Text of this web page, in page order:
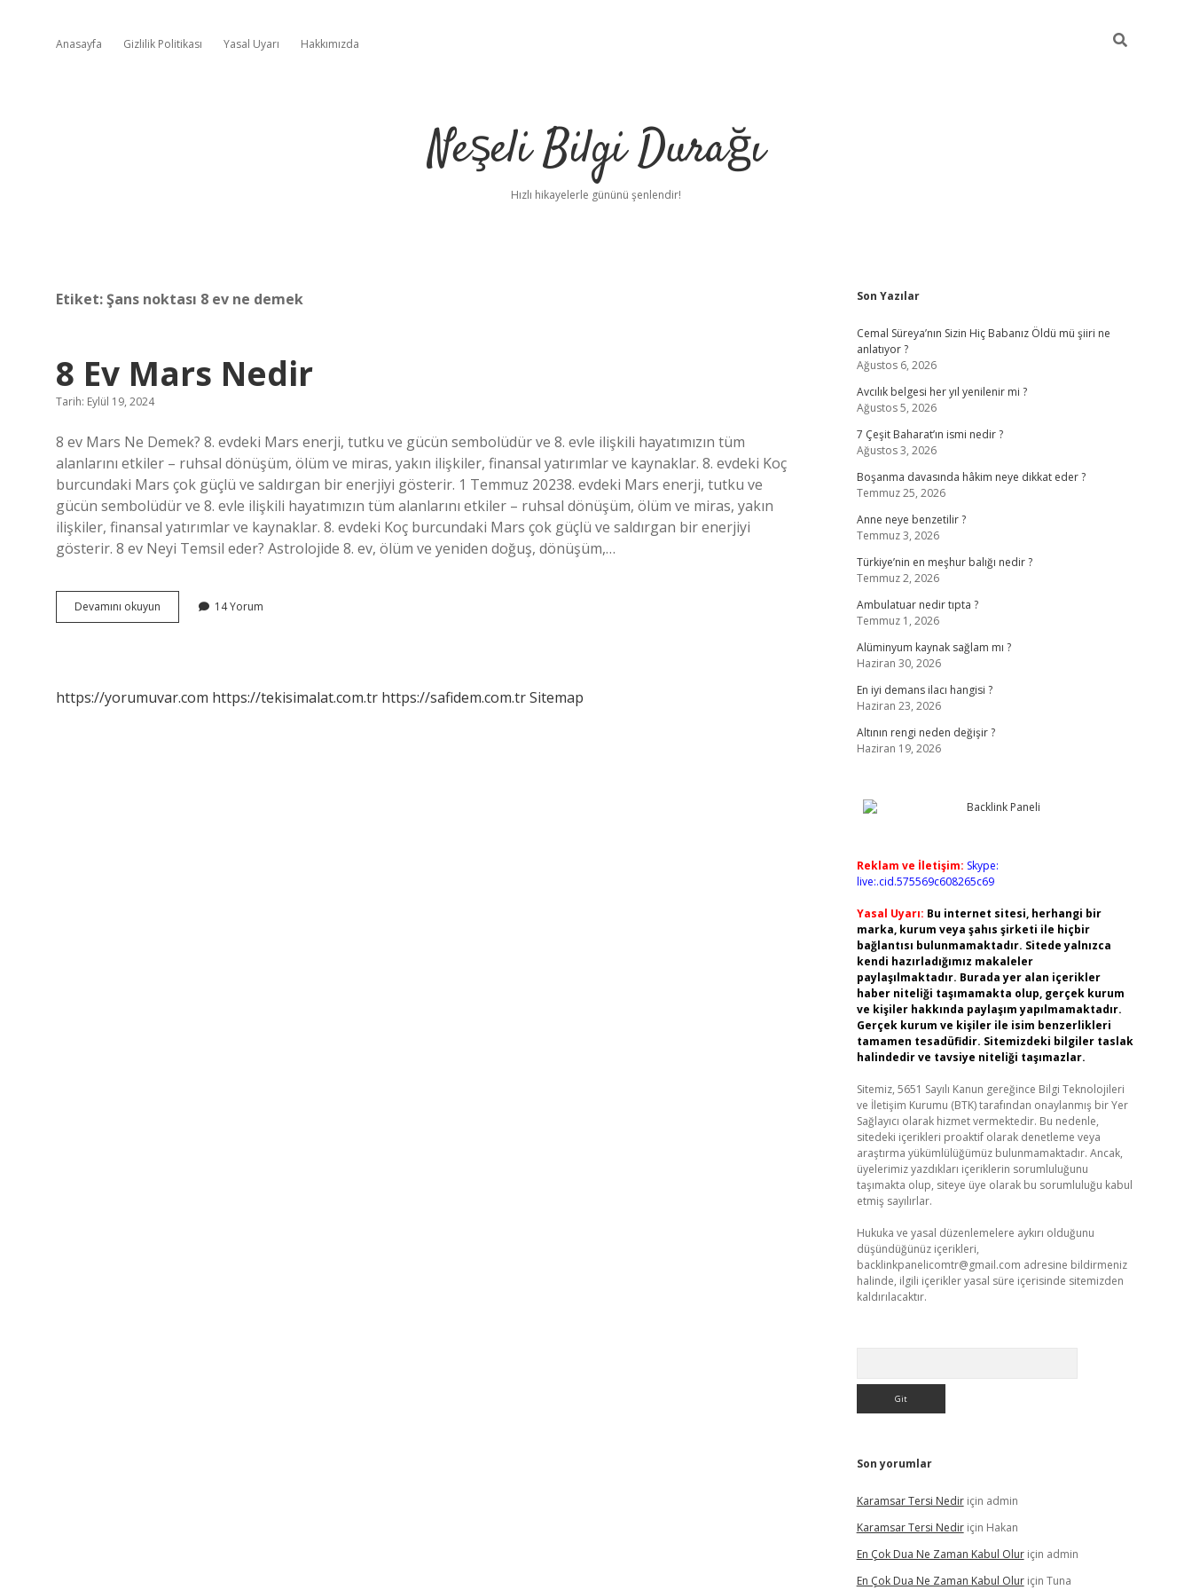
Anasayfa Gizlilik Politikası Yasal Uyarı Hakkımızda
Neşeli Bilgi Durağı
Hızlı hikayelerle gününü şenlendir!
Etiket:Şans noktası 8 ev ne demek
8 Ev Mars Nedir
Tarih: Eylül 19, 2024
8 ev Mars Ne Demek? 8. evdeki Mars enerji, tutku ve gücün sembolüdür ve 8. evle ilişkili hayatımızın tüm
alanlarını etkiler – ruhsal dönüşüm, ölüm ve miras, yakın ilişkiler, finansal yatırımlar ve kaynaklar. 8. evdeki Koç
burcundaki Mars çok güçlü ve saldırgan bir enerjiyi gösterir. 1 Temmuz 20238. evdeki Mars enerji, tutku ve
gücün sembolüdür ve 8. evle ilişkili hayatımızın tüm alanlarını etkiler – ruhsal dönüşüm, ölüm ve miras, yakın
ilişkiler, finansal yatırımlar ve kaynaklar. 8. evdeki Koç burcundaki Mars çok güçlü ve saldırgan bir enerjiyi
gösterir. 8 ev Neyi Temsil eder? Astrolojide 8. ev, ölüm ve yeniden doğuş, dönüşüm,…
Devamını okuyun
Ev
14 Yorum
https://yorumuvar.com https://tekisimalat.com.tr https://safidem.com.trSitemap
Sidebar
Son Yazılar
Cemal Süreya’nın Sizin Hiç Babanız Öldü mü şiiri ne
anlatıyor ?
Ağustos 6, 2026
Avcılık belgesi her yıl yenilenir mi ?
Ağustos 5, 2026
7 Çeşit Baharat’ın ismi nedir ?
Ağustos 3, 2026
Boşanma davasında hâkim neye dikkat eder ?
Temmuz 25, 2026
Anne neye benzetilir ?
Temmuz 3, 2026
Türkiye’nin en meşhur balığı nedir ?
Temmuz 2, 2026
Ambulatuar nedir tıpta ?
Temmuz 1, 2026
Alüminyum kaynak sağlam mı ?
Haziran 30, 2026
En iyi demans ilacı hangisi ?
Haziran 23, 2026
Altının rengi neden değişir ?
Haziran 19, 2026
Reklam ve İletişim: Skype:
live:.cid.575569c608265c69
Yasal Uyarı: Bu internet sitesi, herhangi bir
marka, kurum veya şahıs şirketi ile hiçbir
bağlantısı bulunmamaktadır. Sitede yalnızca
kendi hazırladığımız makaleler
paylaşılmaktadır. Burada yer alan içerikler
haber niteliği taşımamakta olup, gerçek kurum
ve kişiler hakkında paylaşım yapılmamaktadır.
Gerçek kurum ve kişiler ile isim benzerlikleri
tamamen tesadüfidir. Sitemizdeki bilgiler taslak
halindedir ve tavsiye niteliği taşımazlar.
Sitemiz, 5651 Sayılı Kanun gereğince Bilgi Teknolojileri
ve İletişim Kurumu (BTK) tarafından onaylanmış bir Yer
Sağlayıcı olarak hizmet vermektedir. Bu nedenle,
sitedeki içerikleri proaktif olarak denetleme veya
araştırma yükümlülüğümüz bulunmamaktadır. Ancak,
üyelerimiz yazdıkları içeriklerin sorumluluğunu
taşımakta olup, siteye üye olarak bu sorumluluğu kabul
etmiş sayılırlar.
Hukuka ve yasal düzenlemelere aykırı olduğunu
düşündüğünüz içerikleri,
backlinkpanelicomtr@gmail.com adresine bildirmeniz
halinde, ilgili içerikler yasal süre içerisinde sitemizden
kaldırılacaktır.
Son yorumlar
Karamsar Tersi Nediriçin admin
Karamsar Tersi Nediriçin Hakan
En Çok Dua Ne Zaman Kabul Oluriçin admin
En Çok Dua Ne Zaman Kabul Oluriçin Tuna